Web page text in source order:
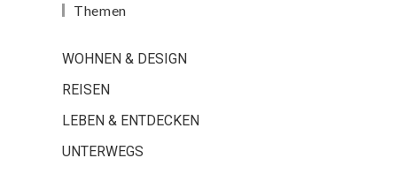
Themen
WOHNEN & DESIGN
REISEN
LEBEN & ENTDECKEN
UNTERWEGS